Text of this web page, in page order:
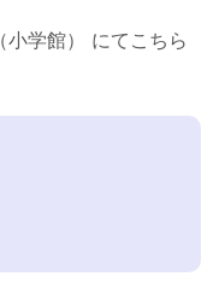
（小学館） にてこちら